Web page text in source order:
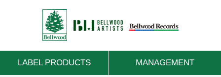
LABEL PRODUCTS MANAGEMENT